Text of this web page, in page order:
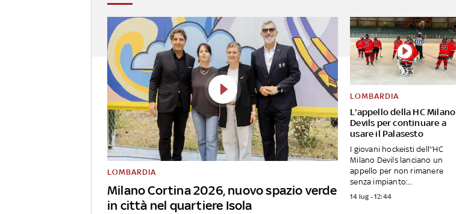
Milano Cortina 2026, nuovo spazio verde
in città nel quartiere Isola
LOMBARDIA
L'appello della HC Milano
Devils per continuare a
usare il Palasesto
LOMBARDIA
I giovani hockeisti dell'’HC
Milano Devils lanciano un
appello per non rimanere
senza impianto:...
14 lug - 12:44